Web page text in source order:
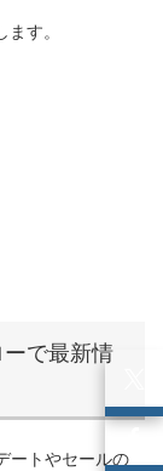
す。
で最新情
ートやセールの